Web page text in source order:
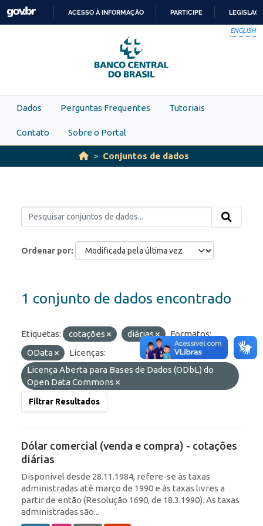
Skip to main content
PARA
O
CONTEÚDO
ACESSO À INFORMAÇÃO PARTICIPE
ENGLISH
Dados Perguntas Frequentes Tutoriais
Contato Sobre o Portal
Conjuntos de dados
Ordenar por
1 conjunto de dados encontrado
Etiquetas: cotações diárias
Formatos:
OData
Licenças:
Licença Aberta para Bases de Dados (ODbL) do
Open Data Commons
Filtrar Resultados
Dólar comercial (venda e compra) - cotações
diárias
Disponível desde 28.11.1984, refere-se às taxas
administradas até março de 1990 e às taxas livres a
partir de então (Resolução 1690, de 18.3.1990). As taxas
administradas são...